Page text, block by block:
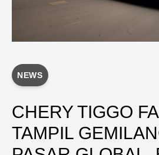
NEWS
CHERY TIGGO
TAMPIL